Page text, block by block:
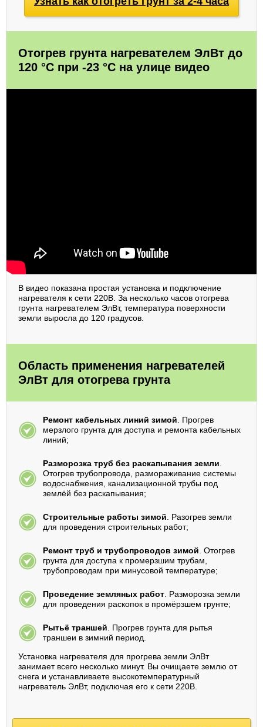
Отогрев грунта нагревателем ЭлВт до
120 °C при -23 °C на улице видео
В видео показана простая установка и подключение
нагревателя к сети 220В. За несколько часов отогрева
грунта нагревателем ЭлВт, температура поверхности
земли выросла до 120 градусов.
Область применения нагревателей
ЭлВт для отогрева грунта
Ремонт кабельных линий зимой . Прогрев
мерзлого грунта для доступа и ремонта кабельных
линий;
Разморозка труб без раскапывания земли
Отогрев трубопровода, размораживание системы
водоснабжения, канализационной трубы под
землёй без раскапывания;
Строительные работы зимой . Разогрев земли
для проведения строительных работ;
Ремонт труб и трубопроводов зимой . Отогрев
грунта для доступа к промерзшим трубам,
трубопроводам при минусовой температуре;
Проведение земляных работ . Разморозка земли
для проведения раскопок в промёрзшем грунте;
Рытьё траншей . Прогрев грунта для рытья
траншеи в зимний период.
Установка нагревателя для прогрева земли ЭлВт
занимает всего несколько минут. Вы очищаете землю от
снега и устанавливаете высокотемпературный
нагреватель ЭлВт, подключая его к сети 220В.